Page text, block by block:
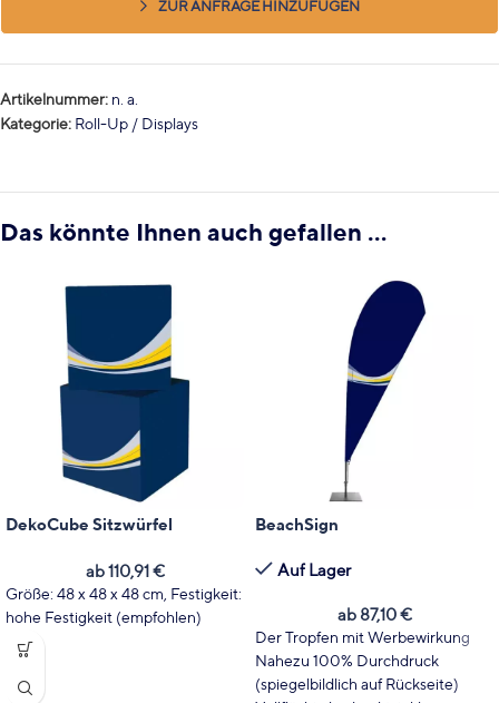
ZUR ANFRAGE HINZUFÜGEN
Artikelnummer: n. a.
Kategorie: Roll-Up / Displays
Das könnte Ihnen auch gefallen …
DekoCube Sitzwürfel
ab110,91€
Größe: 48 x 48 x 48 cm, Festigkeit:
hohe Festigkeit (empfohlen)
BeachSign
Auf Lager
ab 87,10€
Der Tropfen mit Werbewirkung
Nahezu 100% Durchdruck
(spiegelbildlich auf Rückseite)